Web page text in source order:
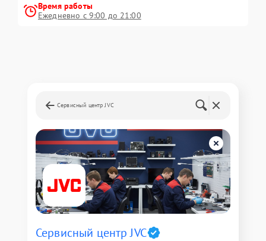
Время работы
Ежедневно с 9:00 до 21:00
Сервисный центр JVC
Сервисный центр JVC